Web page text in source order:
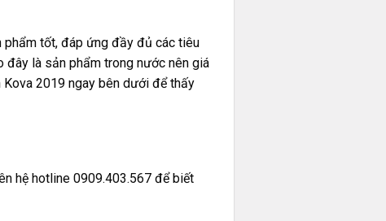
phẩm tốt, đáp ứng đầy đủ các tiêu
là sản phẩm trong nước nên giá
2019 ngay bên dưới để thấy
hệ hotline 0909.403.567 để biết